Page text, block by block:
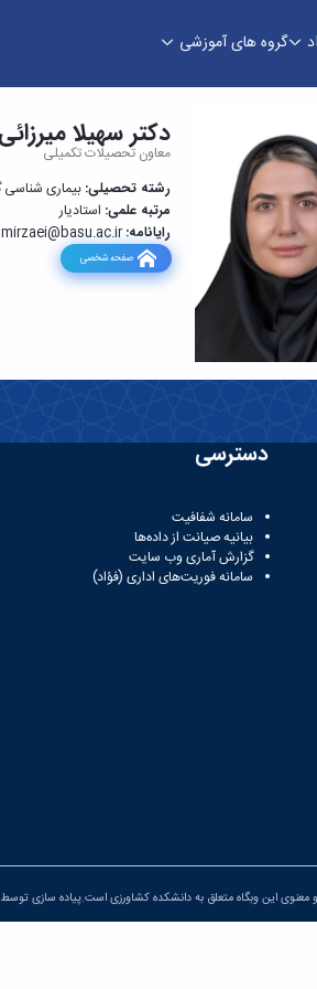
گروه های آموزشی
دکتر سهیلا میرزائی
معاون تحصیلات تکمیلی
رشته تحصیلی: بیماری شناسی
مرتبه علمی: استادیار
رایانامه:smirzaei@basu.ac.ir
صفحه شخصی
دسترسی
سامانه شفافیت
بیانیه صیانت از داده‌ها
گزارش آماری وب‌ سایت
سامانه فوریت‌های اداری (فؤاد)
معنوی این وبگاه متعلق به دانشکده کشاورزی است.پیاده سازی توسط